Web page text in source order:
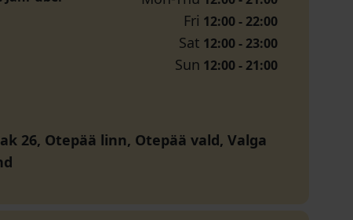
Fri 12:00 - 22:00
Sat 12:00 - 23:00
Sun 12:00 - 21:00
26, Otepää linn, Otepää vald, Valga